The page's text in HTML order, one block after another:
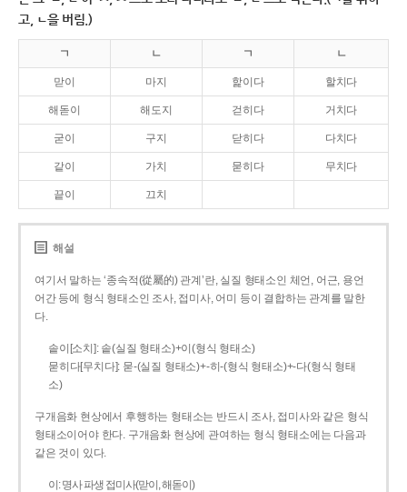
고, ㄴ을 버림.)
ㄱ ㄴ ㄱ ㄴ
맏이 마지 핥이다 할치다
해돋이 해도지 걷히다 거치다
굳이 구지 닫히다 다치다
같이 가치 묻히다 무치다
끝이 끄치
해설
여기서 말하는 ‘종속적(從屬的) 관계’란, 실질 형태소인 체언, 어근, 용언
어간 등에 형식 형태소인 조사, 접미사, 어미 등이 결합하는 관계를 말한
다.
솥이[소치]: 솥(실질 형태소)+이(형식 형태소)
묻히다[무치다]: 묻­-(실질 형태소)+­-히­-(형식 형태소)+-다(형식 형태
소)
구개음화 현상에서 후행하는 형태소는 반드시 조사, 접미사와 같은 형식
형태소이어야 한다. 구개음화 현상에 관여하는 형식 형태소에는 다음과
같은 것이 있다.
이: 명사 파생 접미사(맏이, 해돋이)